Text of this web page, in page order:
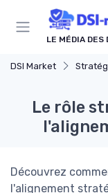
LE MÉDIA DES
DSI Market
Le rôle
Découvrez
l'alignement
Panneau de gestion